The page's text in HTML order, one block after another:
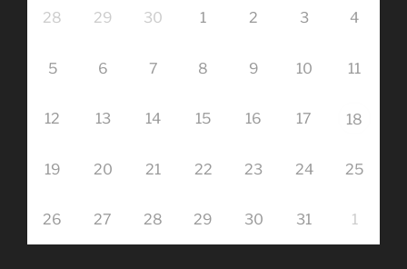
28 29 30 1 2 3 4
5 6 7 8 9 10 11
12 13 14 15 16 17 18
19 20 21 22 23 24 25
26 27 28 29 30 31 1